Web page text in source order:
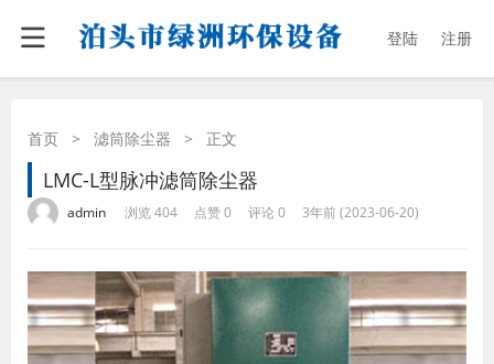
登陆 注册
首页 > 滤筒除尘器 > 正文
LMC-L型脉冲滤筒除尘器
admin 浏览 404 点赞 0 评论 0 3年前 (2023-06-20)